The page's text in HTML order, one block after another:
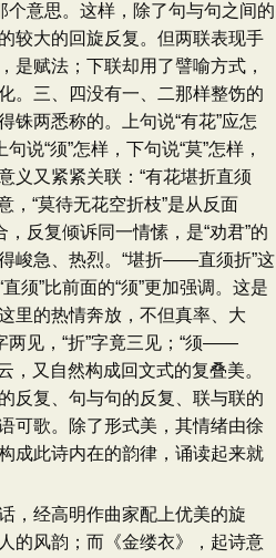
个意思。这样，除了句与句之间的
较大的回旋反复。但两联表现手
是赋法；下联却用了譬喻方式，
。三、四没有一、二那样整饬的
铢两悉称的。上句说“有花”应怎
说“须”怎样，下句说“莫”怎样，
义又紧紧关联：“有花堪折直须
，“莫待无花空折枝”是从反面
，反复倾诉同一情愫，是“劝君”的
峻急、热烈。“堪折——直须折”这
须”比前面的“须”更加强调。这是
里的热情奔放，不但真率、大
两见，“折”字竟三见；“须——
，又自然构成回文式的复叠美。
反复、句与句的反复、联与联的
可歌。除了形式美，其情绪由徐
成此诗内在的韵律，诵读起来就
，经高明作曲家配上优美的旋
的风韵；而《金缕衣》，起诗意